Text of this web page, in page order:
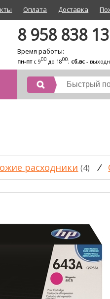
Оплата Доставка
8 958 838
Время работы:
пн-птс 900 до 1800; сб,вс -
расходники (4) /